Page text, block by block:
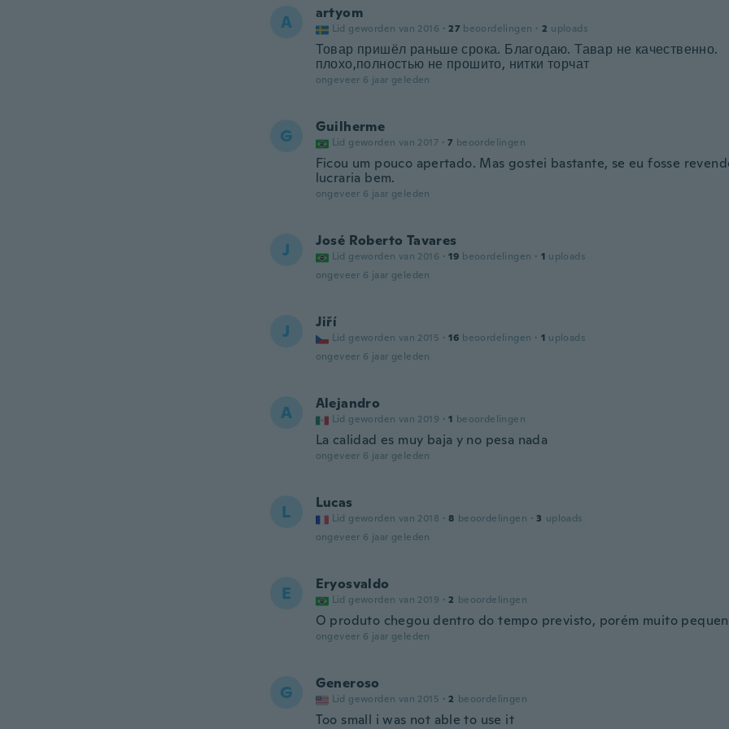
A artyom
Lid geworden van 2016 · 27 beoordelingen · 2 uploads
Товар пришёл раньше срока. Благодаю. Тавар не качественно.
плохо,полностью не прошито, нитки торчат
ongeveer 6 jaar geleden
G Guilherme
Lid geworden van 2017 · 7 beoordelingen
Ficou um pouco apertado. Mas gostei bastante, se eu fosse
lucraria bem.
ongeveer 6 jaar geleden
J José Roberto Tavares
Lid geworden van 2016 · 19 beoordelingen · 1 uploads
ongeveer 6 jaar geleden
J Jiří
Lid geworden van 2015 · 16 beoordelingen · 1 uploads
ongeveer 6 jaar geleden
A Alejandro
Lid geworden van 2019 · 1 beoordelingen
La calidad es muy baja y no pesa nada
ongeveer 6 jaar geleden
L Lucas
Lid geworden van 2018 · 8 beoordelingen · 3 uploads
ongeveer 6 jaar geleden
E Eryosvaldo
Lid geworden van 2019 · 2 beoordelingen
O produto chegou dentro do tempo previsto, porém muito
ongeveer 6 jaar geleden
G Generoso
Lid geworden van 2015 · 2 beoordelingen
Too small i was not able to use it